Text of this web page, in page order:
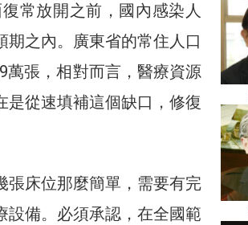
常放開之前，國內感染人
之內。廣東省的常住人口
萬張，相對而言，醫療資源
從速填補這個缺口，修復
張床位那麼簡單，需要有完
設備。必須承認，在全國範